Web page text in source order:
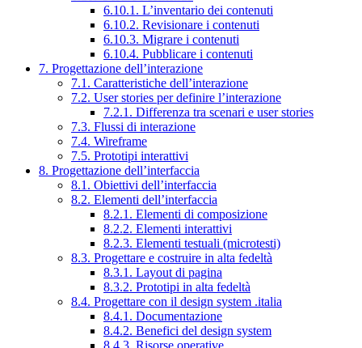
6.10.1. L’inventario dei contenuti
6.10.2. Revisionare i contenuti
6.10.3. Migrare i contenuti
6.10.4. Pubblicare i contenuti
7. Progettazione dell’interazione
7.1. Caratteristiche dell’interazione
7.2. User stories per definire l’interazione
7.2.1. Differenza tra scenari e user stories
7.3. Flussi di interazione
7.4. Wireframe
7.5. Prototipi interattivi
8. Progettazione dell’interfaccia
8.1. Obiettivi dell’interfaccia
8.2. Elementi dell’interfaccia
8.2.1. Elementi di composizione
8.2.2. Elementi interattivi
8.2.3. Elementi testuali (microtesti)
8.3. Progettare e costruire in alta fedeltà
8.3.1. Layout di pagina
8.3.2. Prototipi in alta fedeltà
8.4. Progettare con il design system .italia
8.4.1. Documentazione
8.4.2. Benefici del design system
8.4.3. Risorse operative